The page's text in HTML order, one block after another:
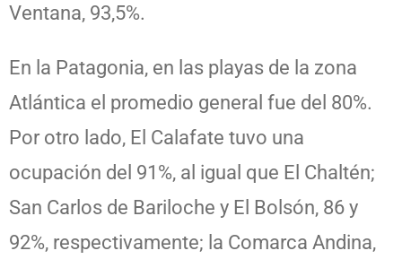
Ventana, 93,5%.
En la Patagonia, en las playas de la zona
Atlántica el promedio general fue del 80%.
Por otro lado, El Calafate tuvo una
ocupación del 91%, al igual que El Chaltén;
San Carlos de Bariloche y El Bolsón, 86 y
92%, respectivamente; la Comarca Andina,